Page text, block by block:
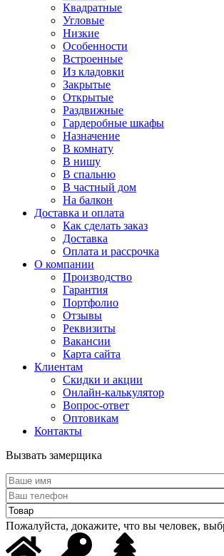
Квадратные
Угловые
Низкие
Особенности
Встроенные
Из кладовки
Закрытые
Открытые
Раздвижные
Гардеробные шкафы
Назначение
В комнату
В нишу
В спальню
В частный дом
На балкон
Доставка и оплата
Как сделать заказ
Доставка
Оплата и рассрочка
О компании
Производство
Гарантия
Портфолио
Отзывы
Реквизиты
Вакансии
Карта сайта
Клиентам
Скидки и акции
Онлайн-калькулятор
Вопрос-ответ
Оптовикам
Контакты
Вызвать замерщика
Пожалуйста, докажите, что вы человек,